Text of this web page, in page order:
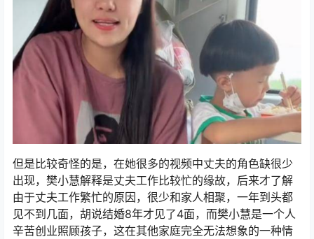
但是比较奇怪的是，在她很多的视频中丈夫的角色缺很少
出现，樊小慧解释是丈夫工作比较忙的缘故，后来才了解
由于丈夫工作繁忙的原因，很少和家人相聚，一年到头都
见不到几面，胡说结婚8年才见了4面，而樊小慧是一个人
辛苦创业照顾孩子，这在其他家庭完全无法想象的一种情